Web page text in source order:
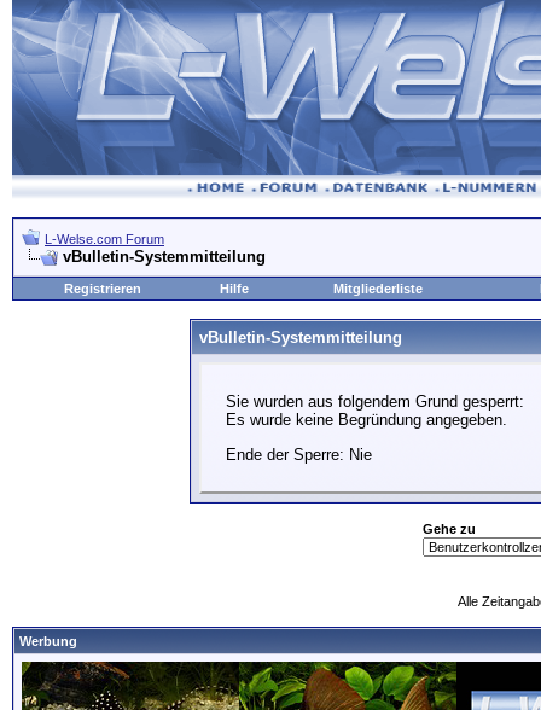
L-Welse.com Forum
vBulletin-Systemmitteilung
Registrieren Hilfe Mitgliederliste
vBulletin-Systemmitteilung
Sie wurden aus folgendem Grund gesperrt:
Es wurde keine Begründung angegeben.
Ende der Sperre: Nie
Gehe zu
Alle
Werbung